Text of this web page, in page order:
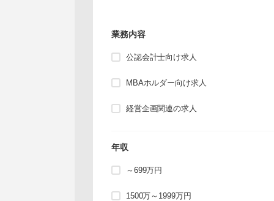
業務内容
公認会計士向け求人
MBAホルダー向け求人
経営企画関連の求人
年収
～699万円
1500万～1999万円